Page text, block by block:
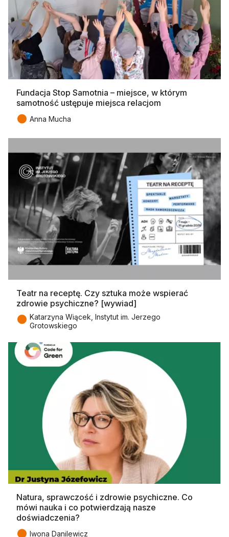
Fundacja Stop Samotnia – miejsce, w którym
samotność ustępuje miejsca relacjom
● Anna Mucha
Teatr na receptę. Czy sztuka może wspierać
zdrowie psychiczne? [wywiad]
● Katarzyna Wiącek, Instytut im. Jerzego
Grotowskiego
Natura, sprawczość i zdrowie psychiczne. Co
mówi nauka i co potwierdzają nasze
doświadczenia?
● Iwona Danilewicz